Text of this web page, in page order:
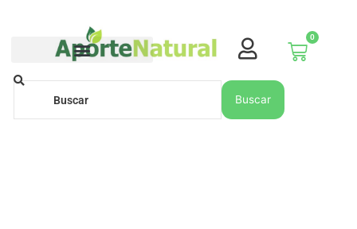
0
Carrito
Buscar
Buscar